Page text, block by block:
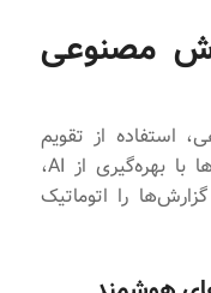
مصنوعی
استفاده از تقویم
گزارش کار هوشمند است. این ابزارها با بهره‌گیری از AI،
را اتوماتیک